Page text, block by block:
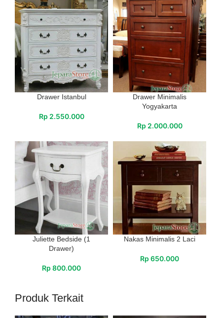
Drawer Istanbul
Rp 2.550.000
Drawer Minimalis
Yogyakarta
Rp 2.000.000
Juliette Bedside (1
Drawer)
Rp 800.000
Nakas Minimalis 2 Laci
Rp 650.000
Produk Terkait